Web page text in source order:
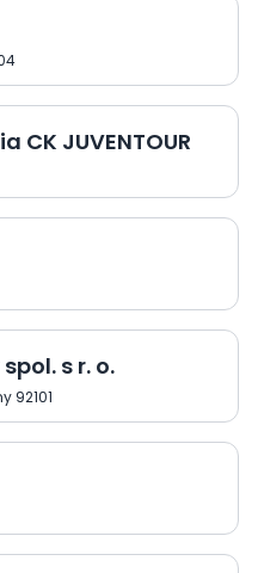
CK JUVENTOUR
s r. o.
92101